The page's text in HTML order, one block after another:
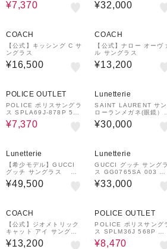
ャパンフィット
¥7,370 ¥32,000
COACH
【公式】キッシング C サ
ングラス
¥16,500
COACH
【公式】ナロー オーヴ
ル サングラス
¥13,200
POLICE OUTLET
POLICE ポリスサングラ
ス SPLA69J-878P 53
ウェリントンシェイプ ジ
ャパンフィット
¥7,370
Lunetterie
SAINT LAURENT サン
ローランメガネ(眼鏡）S
L630/J 002
¥30,000
Lunetterie
【希少モデル】GUCCI
グッチ サングラス GG
1872SK 002 スクエア
フレーム
¥49,500
Lunetterie
GUCCI グッチ サングラ
ス GG0765SA 003 バ
タフライシェイプ
¥33,000
COACH
【公式】ジオメトリック
キャット アイ サングラ
ス
¥13,200
POLICE OUTLET
POLICE ポリスサングラ
ス SPLM36J 568P ラ
ウンドシェイプ
¥8,470